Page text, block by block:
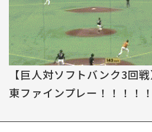
【巨人対ソフトバンク3回
東ファインプレー！！！！